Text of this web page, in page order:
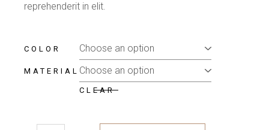
reprehenderit in elit.
COLOR
MATERIAL
CLEAR